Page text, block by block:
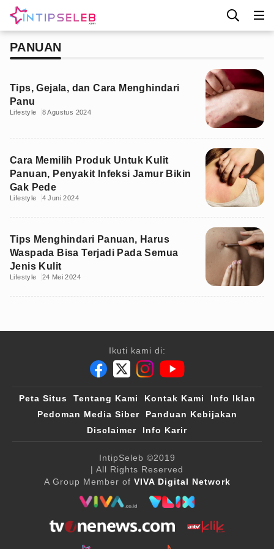
PANUAN
Tips, Gejala, dan Cara Menghindari
Panu
Lifestyle 8 Agustus 2024
Cara Memilih Produk Untuk Kulit
Panuan, Penyakit Infeksi Jamur Bikin
Gak Pede
Lifestyle 4 Juni 2024
Tips Menghindari Panuan, Harus
Waspada Bisa Terjadi Pada Semua
Jenis Kulit
Lifestyle 24 Mei 2024
Ikuti kami di:
Peta Situs Tentang Kami Kontak Kami
Info Iklan
Pedoman Media Siber
Panduan Kebijakan
Disclaimer
Info Karir
IntipSeleb ©2019
| All Rights Reserved
A Group Member of VIVA Digital Network